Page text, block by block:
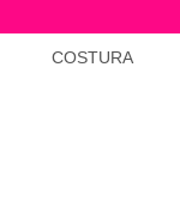
COSTURA